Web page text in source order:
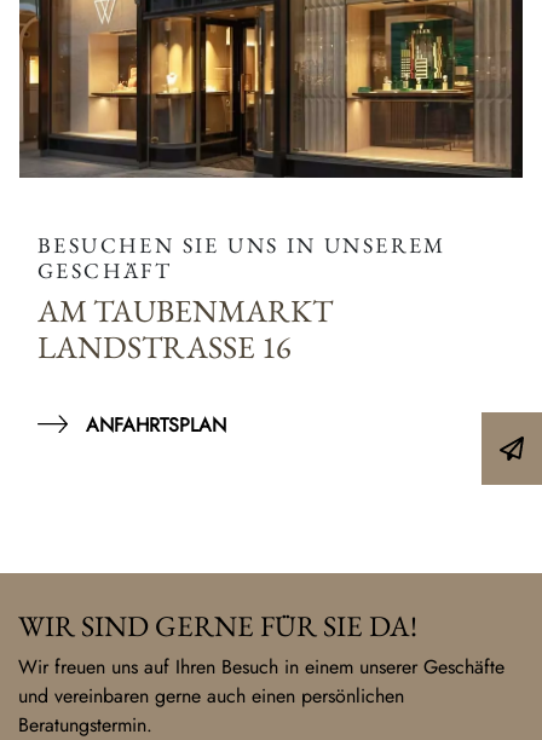
BESUCHEN SIE UNS IN UNSEREM
GESCHÄFT
AM TAUBENMARKT
LANDSTRASSE 16
ANFAHRTSPLAN
WIR SIND GERNE FÜR SIE DA!
Wir freuen uns auf Ihren Besuch in einem unserer Geschäfte
und vereinbaren gerne auch einen persönlichen
Beratungstermin.